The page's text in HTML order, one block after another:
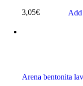
3,05€ Add
Arena bentonita